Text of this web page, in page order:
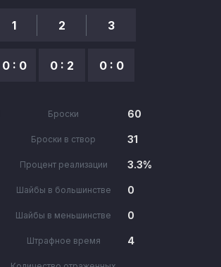
1
0 : 0
2
0 : 2
3
0 : 0
Броски 60
Броски в створ 31
Процент реализации 3.3%
Шайбы в большинстве 0
Шайбы в меньшинстве 0
Штрафное время 4